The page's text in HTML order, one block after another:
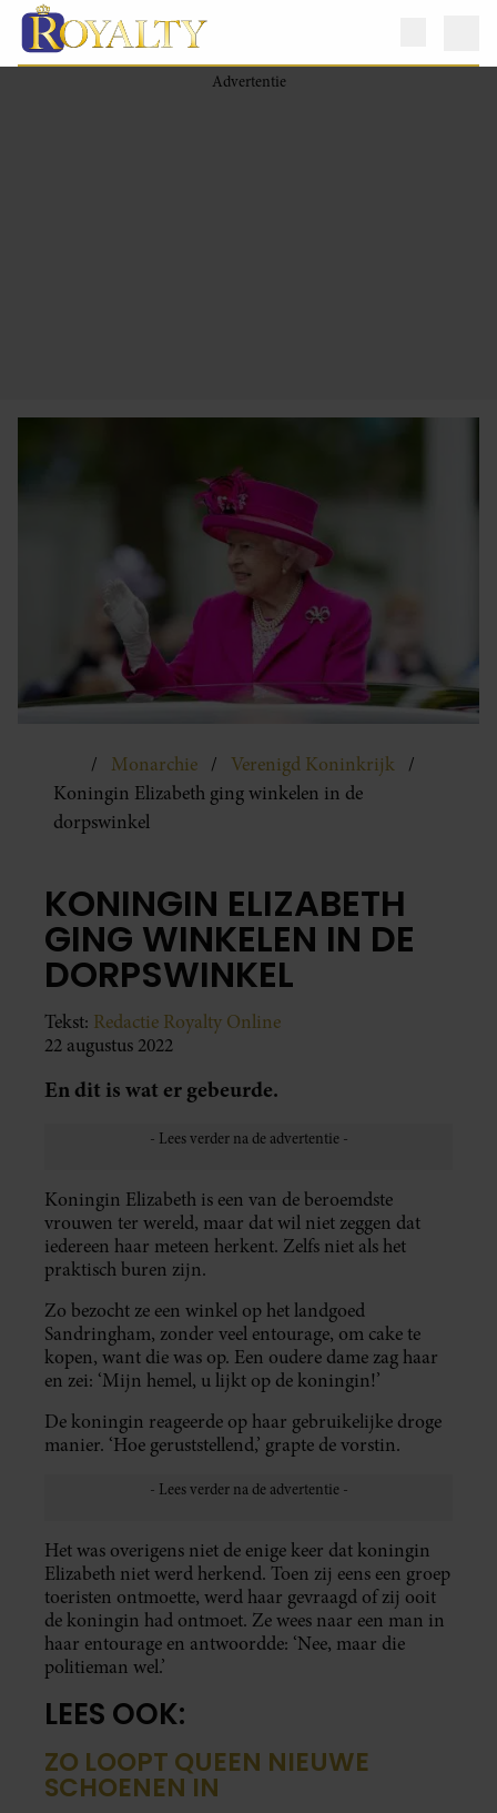
Monarchie
Verenigd Koninkrijk
Koningin Elizabeth ging winkelen in de
dorpswinkel
KONINGIN ELIZABETH
GING WINKELEN IN DE
DORPSWINKEL
Tekst: Redactie Royalty Online
22 augustus 2022
En dit is wat er gebeurde.
Koningin Elizabeth is een van de beroemdste
vrouwen ter wereld, maar dat wil niet zeggen dat
iedereen haar meteen herkent. Zelfs niet als het
praktisch buren zijn.
Zo bezocht ze een winkel op het landgoed
Sandringham, zonder veel entourage, om cake te
kopen, want die was op. Een oudere dame zag haar
en zei: ‘Mijn hemel, u lijkt op de koningin!’
De koningin reageerde op haar gebruikelijke droge
manier. ‘Hoe geruststellend,’ grapte de vorstin.
Het was overigens niet de enige keer dat koningin
Elizabeth niet werd herkend. Toen zij eens een groep
toeristen ontmoette, werd haar gevraagd of zij ooit
de koningin had ontmoet. Ze wees naar een man in
haar entourage en antwoordde: ‘Nee, maar die
politieman wel.’
LEES OOK:
ZO LOOPT QUEEN NIEUWE
SCHOENEN IN